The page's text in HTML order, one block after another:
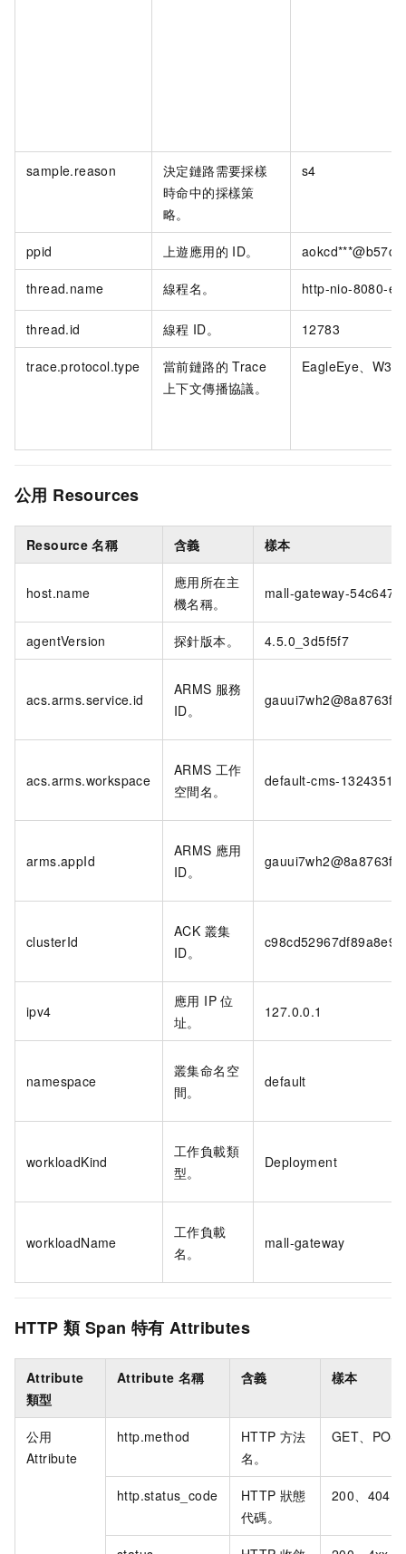
sample.reason
決定鏈路需要採樣
時命中的採樣策
略。
s4
ppid 上遊應用的 ID。
thread.name 線程名。 http-nio-8080-
thread.id 線程 ID。 12783
trace.protocol.type 當前鏈路的 Trace
上下文傳播協議。
EagleEye、W3C
公用 Resources
Resource 名稱 含義 樣本
host.name
應用所在主
機名稱。
mall-gateway-
agentVersion 探針版本。 4.5.0_3d5f5f7
acs.arms.service.id
ARMS 服務
ID。
acs.arms.workspace
ARMS 工作
空間名。
default-cms-
arms.appId
ARMS 應用
ID。
clusterId
ACK 叢集
ID。
ipv4
應用 IP 位
址。
127.0.0.1
namespace
叢集命名空
間。
default
workloadKind
工作負載類
型。
Deployment
workloadName
工作負載
名。
mall-gateway
HTTP 類 Span 特有 Attributes
Attribute
類型
Attribute 名稱 含義 樣本
公用
Attribute
http.method HTTP 方法
名。
GET、
http.status_code HTTP 狀態
代碼。
200、404